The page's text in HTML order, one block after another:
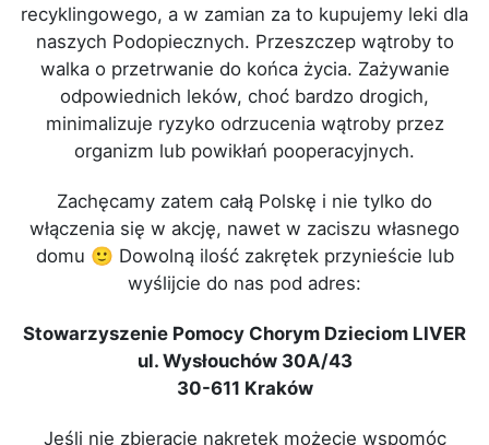
recyklingowego, a w zamian za to kupujemy leki dla
naszych Podopiecznych. Przeszczep wątroby to
walka o przetrwanie do końca życia. Zażywanie
odpowiednich leków, choć bardzo drogich,
minimalizuje ryzyko odrzucenia wątroby przez
organizm lub powikłań pooperacyjnych.
Zachęcamy zatem całą Polskę i nie tylko do
włączenia się w akcję, nawet w zaciszu własnego
domu 🙂 Dowolną ilość zakrętek przynieście lub
wyślijcie do nas pod adres:
Stowarzyszenie Pomocy Chorym Dzieciom LIVER
ul. Wysłouchów 30A/43
30-611 Kraków
Jeśli nie zbieracie nakrętek możecie wspomóc